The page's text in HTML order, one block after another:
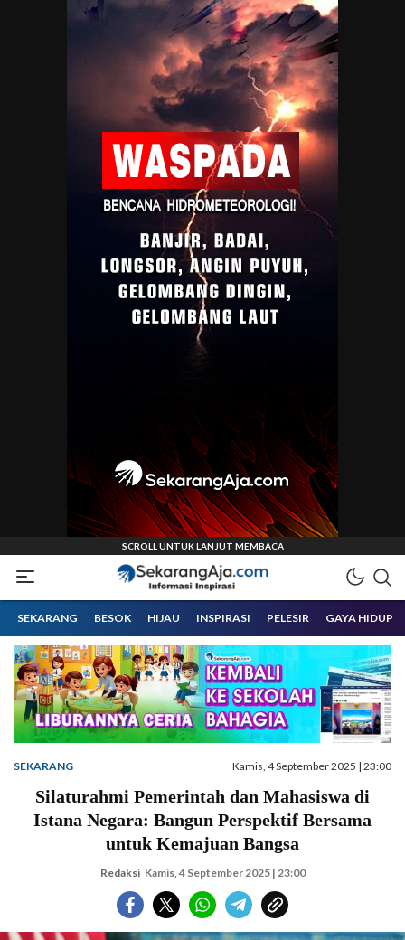
Sekarangaja
Informasi Inspirasi Malang Raya
SEKARANG BESOK HIJAU INSPIRASI PELESIR GAYA HIDUP
SEKARANG Kamis, 4 September 2025 | 23:00
Silaturahmi Pemerintah dan Mahasiswa di
Istana Negara: Bangun Perspektif Bersama
untuk Kemajuan Bangsa
Redaksi Kamis, 4 September 2025 | 23:00